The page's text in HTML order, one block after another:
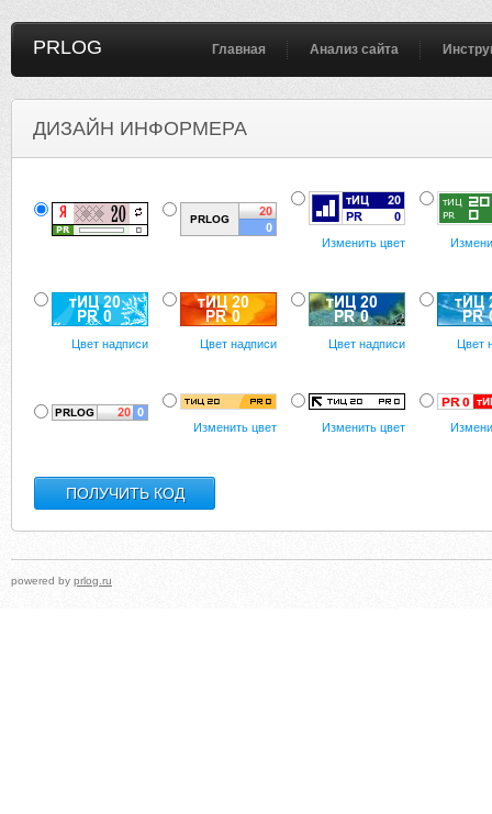
PRLOG Главная Анализ сайта
ДИЗАЙН ИНФОРМЕРА
Изменить цвет
Цвет надписи Цвет надписи Цвет надписи Цвет
Изменить цвет Изменить цвет
powered by prlog.ru